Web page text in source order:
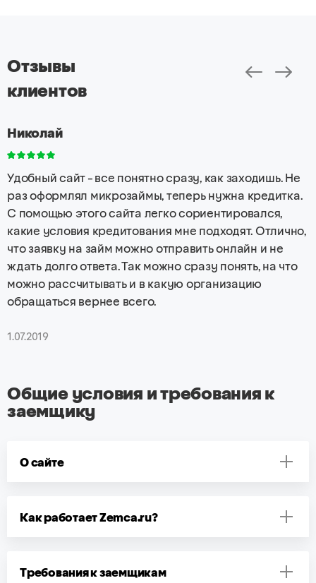
Отзывы
клиентов
Николай
Удобный сайт - все понятно сразу, как заходишь. Не
раз оформлял микрозаймы, теперь нужна кредитка.
С помощью этого сайта легко сориентировался,
какие условия кредитования мне подходят. Отлично,
что заявку на займ можно отправить онлайн и не
ждать долго ответа. Так можно сразу понять, на что
можно рассчитывать и в какую организацию
обращаться вернее всего.
1.07.2019
Общие условия и требования к
заемщику
О сайте
Как работает Zemca.ru?
Требования к заемщикам